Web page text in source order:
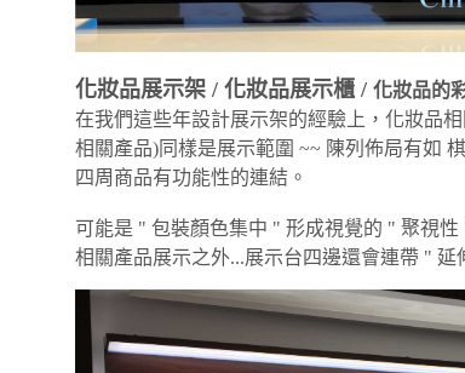
化妝品展示架 / 化妝品展示櫃 / 化妝品的
在我們這些年設計展示架的經驗上，化妝品
相關產品)同樣是展示範圍 ~~ 陳列佈局有如
四周商品有功能性的連結。
可能是 " 包裝顏色集中 " 形成視覺的 " 聚視
相關產品展示之外...展示台四邊還會連帶 "